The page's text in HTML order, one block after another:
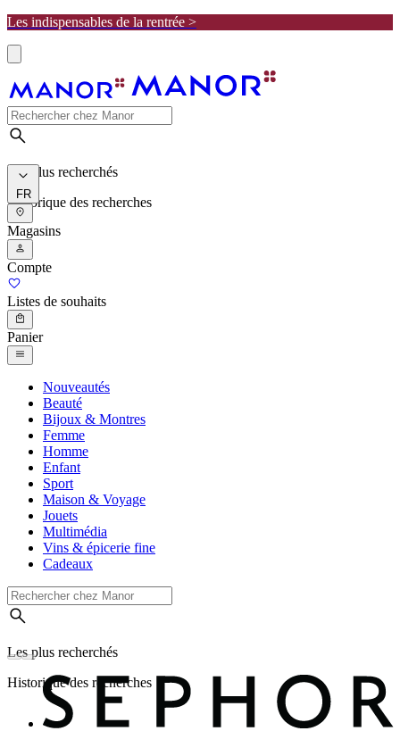
Les indispensables de la rentrée >
Les plus recherchés
Historique des recherches
FR
Magasins
Compte
Listes de souhaits
Panier
Nouveautés
Beauté
Bijoux & Montres
Femme
Homme
Enfant
Sport
Maison & Voyage
Jouets
Multimédia
Vins & épicerie fine
Cadeaux
Les plus recherchés
Historique des recherches